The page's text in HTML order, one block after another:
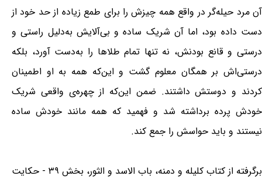
آن مرد حیله‌گر در واقع همه چیزش را برای طمع زیاده از حد خود از
دست داده بود، اما آن شریک ساده و بی‌آلایش به‌دلیل راستی و
درستی و قانع بودنش، نه تنها تمام طلاها را به‌دست آورد، بلکه
درستی‌اش بر همگان معلوم گشت و این‌که همه به او اطمینان
کردند و دوستش داشتند. ضمن این‌که از چهره‌ی واقعی شریک
خودش پرده برداشته شد و فهمید که همه مانند خودش ساده
نیستند و باید حواسش را جمع کند.
برگرفته از کتاب کلیله و دمنه، باب الاسد و الثور، بخش ۳۹ - حکایت